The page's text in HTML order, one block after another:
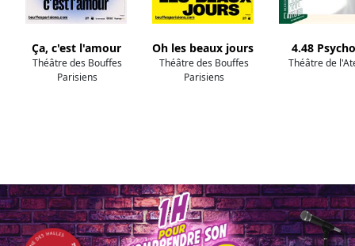
Ça, c'est l'amour
Théâtre des Bouffes
Parisiens
Oh les beaux jours
Théâtre des Bouffes
Parisiens
4.48
Théâtre de